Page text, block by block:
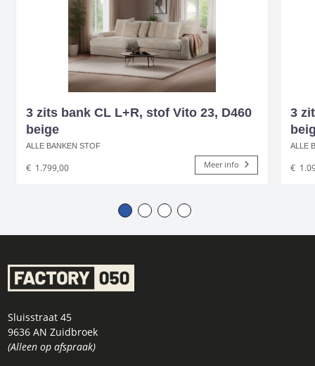
3 zits bank CL L+R, stof Vito 23, D460
beige
ALLE BANKEN STOF
€ 1.799,00 Meer info
3
ALLE
€
Sluisstraat 45
9636 AN Zuidbroek
(Alleen op afspraak)